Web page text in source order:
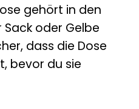
gehört in den
oder Gelbe
dass die Dose
bevor du sie